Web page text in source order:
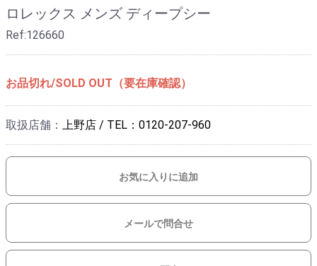
ロレックス メンズ ディープシー
Ref:126660
お品切れ/SOLD OUT（要在庫確認）
取扱店舗： 上野店 / TEL：0120-207-960
お気に入りに追加
メールで問合せ